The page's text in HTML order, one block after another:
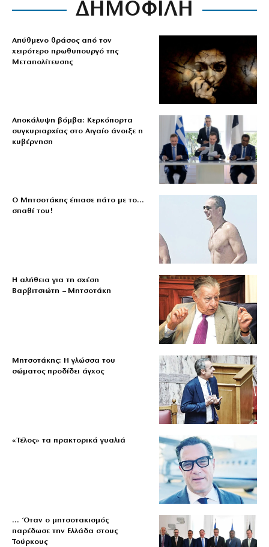
ΔΗΜΟΦΙΛΗ
Απύθμενο θράσος από τον
χειρότερο πρωθυπουργό της
Μεταπολίτευσης
Αποκάλυψη βόμβα: Κερκόπορτα
συγκυριαρχίας στο Αιγαίο άνοιξε η
κυβέρνηση
Ο Μητσοτάκης έπιασε πάτο με το…
σπαθί του!
Η αλήθεια για τη σχέση
Βαρβιτσιώτη – Μητσοτάκη
Μητσοτάκης: Η γλώσσα του
σώματος προδίδει άγχος
«Τέλος» τα πρακτορικά γυαλιά
… Όταν ο μητσοτακισμός
παρέδωσε την Ελλάδα στους
Τούρκους